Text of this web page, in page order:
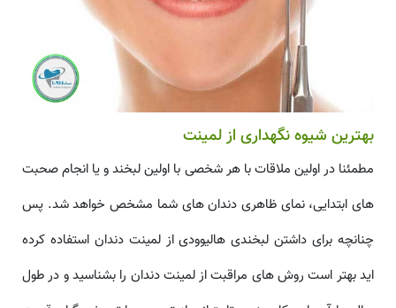
بهترین شیوه نگهداری از لمینت
مطمئنا در اولین ملاقات با هر شخصی با اولین لبخند و یا انجام صحبت
های ابتدایی، نمای ظاهری دندان های شما مشخص خواهد شد. پس
چنانچه برای داشتن لبخندی هالیوودی از لمینت دندان استفاده کرده
اید بهتر است روش های مراقبت از لمینت دندان را بشناسید و در طول